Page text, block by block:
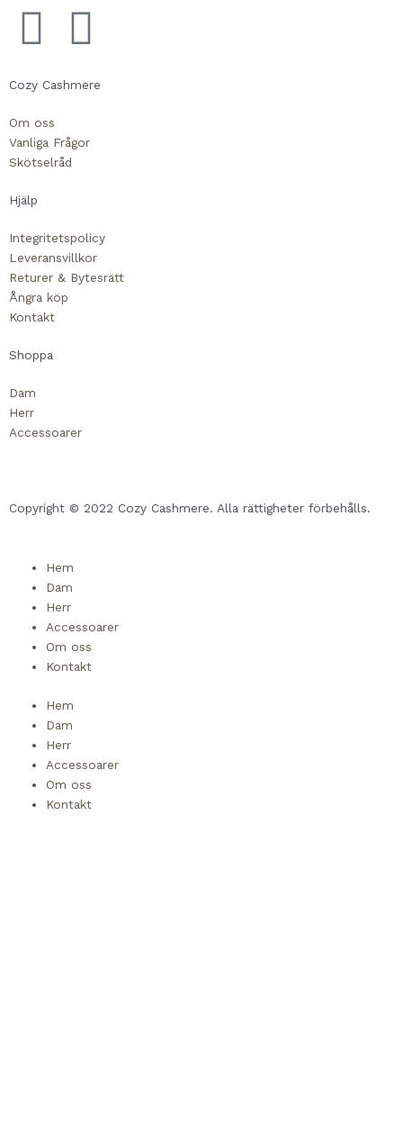
F
a
c
e
b
o
o
k
-
s
u
a
r
e
E
n
e
o
p
Cozy Cashmere
Om oss
Vanliga Frågor
Skötselråd
Hjälp
Integritetspolicy
Leveransvillkor
Returer & Bytesrätt
Ångra köp
Kontakt
Shoppa
Dam
Herr
Accessoarer
Copyright © 2022 Cozy Cashmere. Alla rättigheter förbehålls.
Hem
Dam
Herr
Accessoarer
Om oss
Kontakt
Hem
Dam
Herr
Accessoarer
Om oss
Kontakt